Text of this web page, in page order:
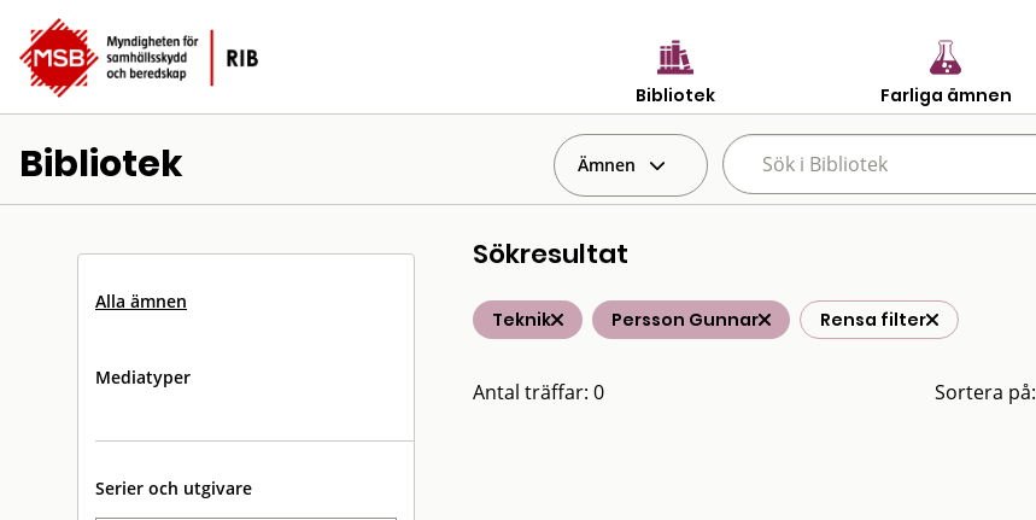
Bibliotek Farliga ämnen
Bibliotek Ämnen
Alla ämnen
Mediatyper
Serier och utgivare
Sökresultat
Teknik Persson Gunnar Rensa filter
Antal träffar: 0 Sortera på: